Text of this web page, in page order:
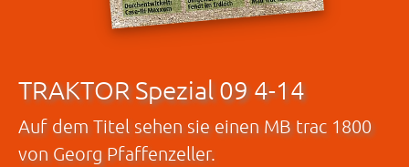
TRAKTOR Spezial 09 4-14
Auf dem Titel sehen sie einen MB trac 1800
von Georg Pfaffenzeller.